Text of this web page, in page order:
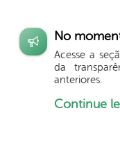
No
Acesse a
da
anteriores.
Continue